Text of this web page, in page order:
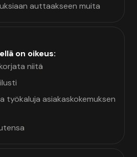
auttaakseen muita
on oikeus:
niitä
työkaluja asiakaskokemuksen